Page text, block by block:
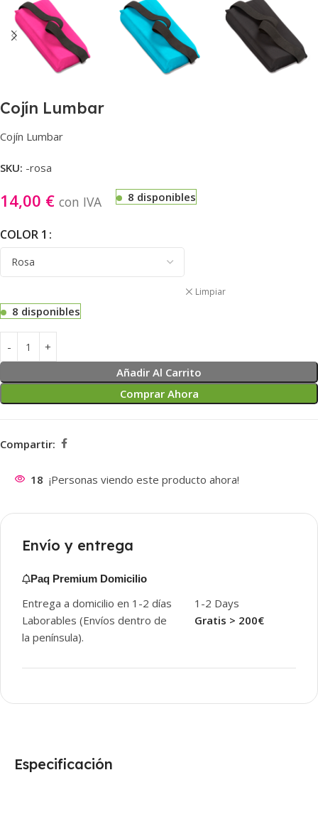
Cojín Lumbar
Cojín Lumbar
SKU: -rosa
14,00 € con IVA 8 disponibles
COLOR 1
Limpiar
8 disponibles
Añadir Al Carrito
Comprar Ahora
Compartir:
18 ¡Personas viendo este producto ahora!
Envío y entrega
Paq Premium Domicilio
Entrega a domicilio en 1-2 días
Laborables (Envíos dentro de
la península).
1-2 Days
Gratis > 200€
Especificación